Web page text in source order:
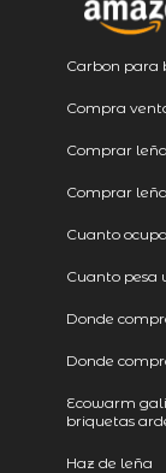
Carbon para
Compra
Comprar
Comprar
Cuanto
Cuanto pesa
Donde
Donde
Ecowarm
briquetas
Haz de leña